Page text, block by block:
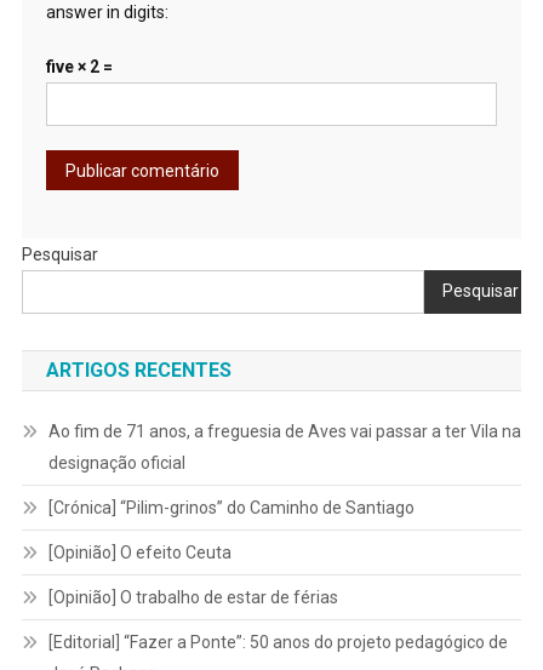
answer in digits:
five × 2 =
Pesquisar
Pesquisar
ARTIGOS RECENTES
Ao fim de 71 anos, a freguesia de Aves vai passar a ter Vila na
designação oficial
[Crónica] “Pilim-grinos” do Caminho de Santiago
[Opinião] O efeito Ceuta
[Opinião] O trabalho de estar de férias
[Editorial] “Fazer a Ponte”: 50 anos do projeto pedagógico de